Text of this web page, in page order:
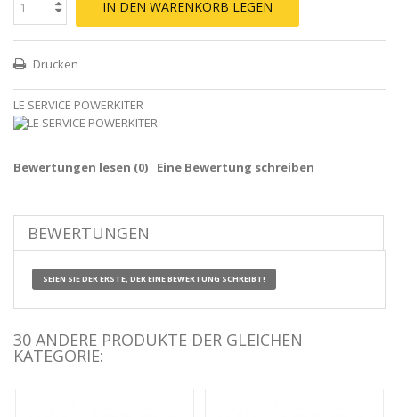
IN DEN WARENKORB LEGEN
Drucken
LE SERVICE POWERKITER
Bewertungen lesen (0) Eine Bewertung schreiben
BEWERTUNGEN
SEIEN SIE DER ERSTE, DER EINE BEWERTUNG SCHREIBT!
30 ANDERE PRODUKTE DER GLEICHEN
KATEGORIE: